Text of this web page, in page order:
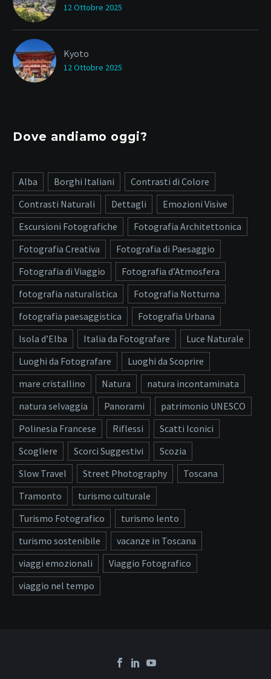
12 Ottobre 2025
Kyoto
12 Ottobre 2025
Dove andiamo oggi?
Alba Borghi Italiani
Contrasti di Colore
Contrasti Naturali
Dettagli
Emozioni Visive
Escursioni Fotografiche
Fotografia Architettonica
Fotografia Creativa
Fotografia di Paesaggio
Fotografia di Viaggio
Fotografia d’Atmosfera
fotografia naturalistica
Fotografia Notturna
fotografia paesaggistica
Fotografia Urbana
Isola d’Elba
Italia da Fotografare
Luce Naturale
Luoghi da Fotografare
Luoghi da Scoprire
mare cristallino
Natura
natura incontaminata
natura selvaggia
Panorami
patrimonio UNESCO
Polinesia Francese
Riflessi
Scatti Iconici
Scogliere
Scorci Suggestivi
Scozia
Slow Travel
Street Photography
Toscana
Tramonto
turismo culturale
Turismo Fotografico
turismo lento
turismo sostenibile
vacanze in Toscana
viaggi emozionali
Viaggio Fotografico
viaggio nel tempo